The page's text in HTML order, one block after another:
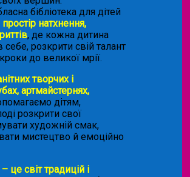
бібліотека для дітей
натхнення,
, де кожна дитина
розкрити свій талант
до великої мрії.
творчих і
артмайстернях,
дітям,
розкрити свої
художній смак,
мистецтво й емоційно
це світ традицій і